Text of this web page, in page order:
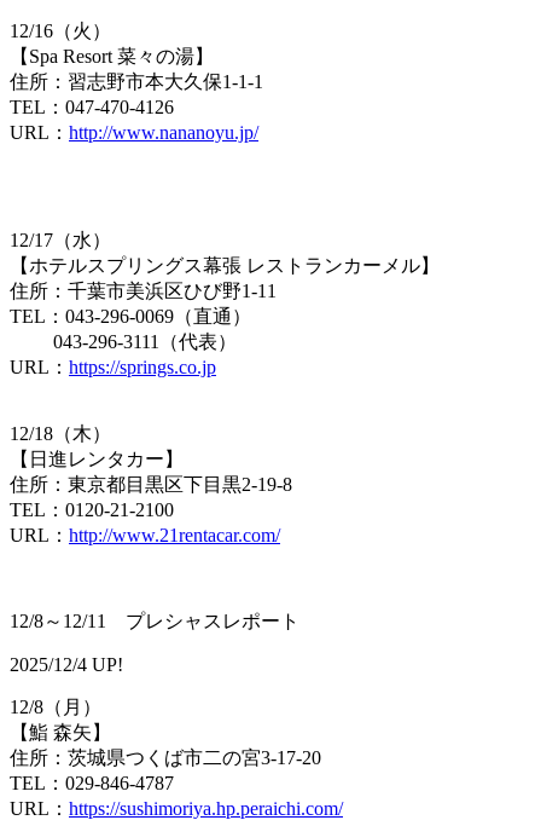
12/16（火）
【Spa Resort 菜々の湯】
住所：習志野市本大久保1-1-1
TEL：047-470-4126
URL： http://www.nananoyu.jp/
12/17（水）
【​ホテルスプリングス幕張 レストランカーメル】
住所：千葉市美浜区ひび野1-11
TEL：043-296-0069（直通）
043-296-3111（代表）
URL： https://springs.co.jp
12/18（木）
【​日進レンタカー】
住所：東京都目黒区下目黒2-19-8
TEL：0​120-21-2100
URL： http://www.21rentacar.com/
12/8～12/11 プレシャスレポート
2025/12/4 UP!
12/8（月）
【鮨 森矢】
住所：茨城県つくば市二の宮3-17-20
TEL：029-846-4787
URL： https://sushimoriya.hp.peraichi.com/